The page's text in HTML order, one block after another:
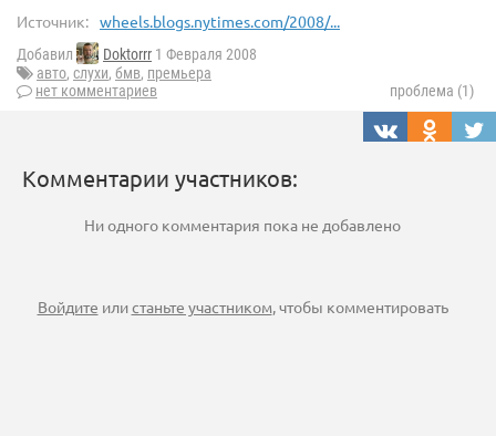
Источник: wheels.blogs.nytimes.com/2008/...
Добавил Doktorrr 1 Февраля 2008
авто, слухи, бмв, премьера
нет комментариев
проблема (1)
Комментарии участников:
Ни одного комментария пока не добавлено
Войдите илистаньте участником, чтобы комментировать